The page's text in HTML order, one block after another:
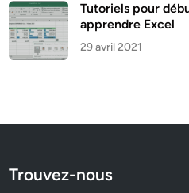
Tutoriels pour
apprendre Excel
29 avril 2021
Trouvez-nous